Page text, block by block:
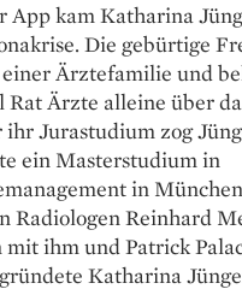
App kam ­Katharina
Die gebürtige
Ärztefamilie und
Ärzte ­alleine über
ihr ­Jurastudium zog
ein Master­studium in
in
Radiologen Reinhard
mit ihm und Patrick
Katharina